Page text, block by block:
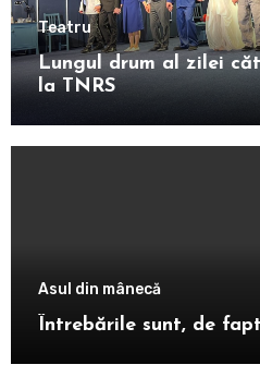
Teatru
Lungul drum al zilei
la TNRS
Asul din mânecă
Întrebările sunt, de